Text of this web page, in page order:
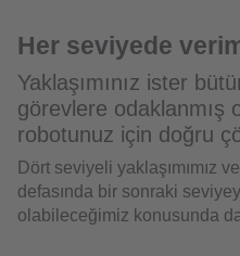
Her seviyede
Yaklaşımınız ister
görevlere odaklanmış
robotunuz için doğru
Dört seviyeli yaklaşımımız
defasında bir sonraki
olabileceğimiz konusunda